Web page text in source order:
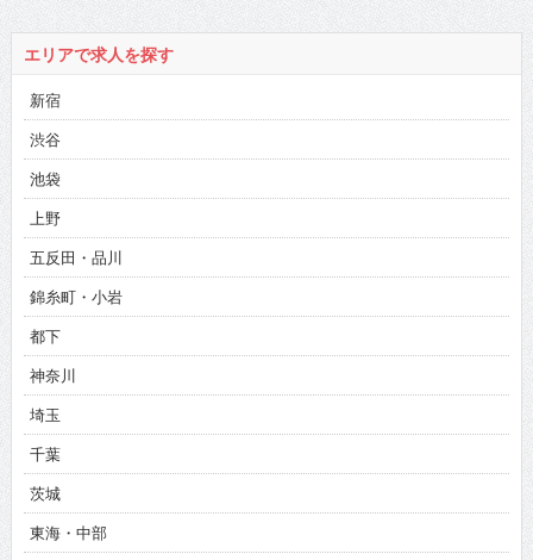
エリアで求人を探す
新宿
渋谷
池袋
上野
五反田・品川
錦糸町・小岩
都下
神奈川
埼玉
千葉
茨城
東海・中部